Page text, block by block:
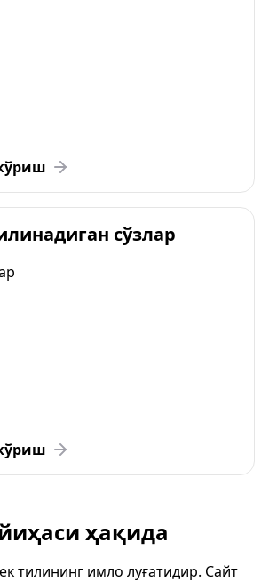
сўзлар
ҳақида
тилининг имло луғатидир. Сайт